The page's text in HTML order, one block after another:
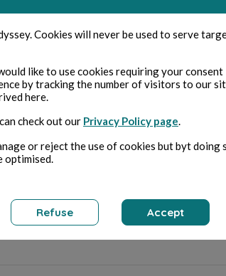
Cookies will never be used to serve
like to use cookies requiring your consent
by tracking the number of visitors to our
here.
check out our Privacy Policy page.
or reject the use of cookies but byt doing
optimised.
Refuse Accept